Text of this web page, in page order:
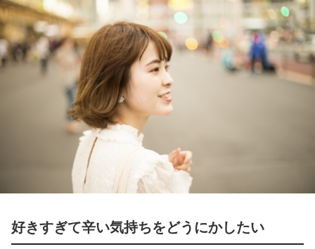
好きすぎて辛い気持ちをどうにかしたい